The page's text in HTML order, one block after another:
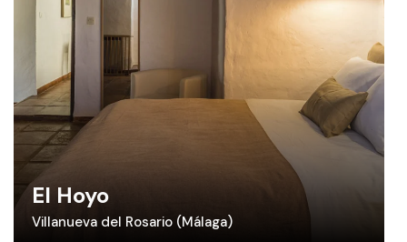
El Hoyo
Villanueva del Rosario (Málaga)